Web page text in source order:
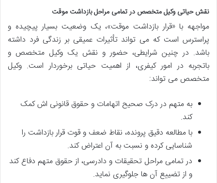
نقش حیاتی وکیل متخصص در تمامی مراحل بازداشت موقت
مواجهه با «قرار بازداشت موقت»، یک وضعیت بسیار پیچیده و
پراسترس است که می تواند تأثیرات عمیقی بر زندگی فرد داشته
باشد. در چنین شرایطی، حضور و نقش یک وکیل متخصص و
باتجربه در امور کیفری، از اهمیت حیاتی برخوردار است. وکیل
متخصص می تواند:
به متهم در درک صحیح اتهامات و حقوق قانونی اش کمک
کند.
با مطالعه دقیق پرونده، نقاط ضعف و قوت قرار بازداشت را
شناسایی کرده و نسبت به آن اعتراض کند.
در تمامی مراحل تحقیقات و دادرسی، از حقوق متهم دفاع کند
و از تضییع آن ها جلوگیری نماید.